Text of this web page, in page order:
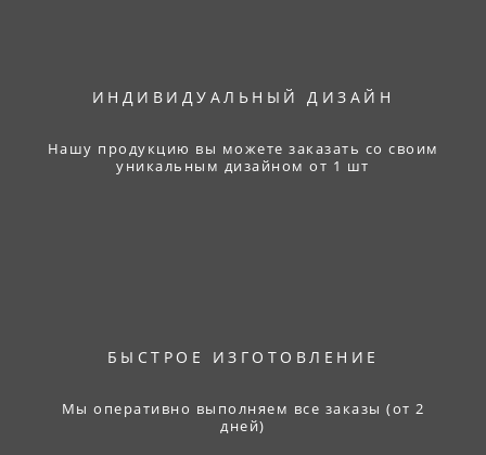
ИНДИВИДУАЛЬНЫЙ ДИЗАЙН
Нашу продукцию вы можете заказать со своим
уникальным дизайном от 1 шт
БЫСТРОЕ ИЗГОТОВЛЕНИЕ
Мы оперативно выполняем все заказы (от 2
дней)